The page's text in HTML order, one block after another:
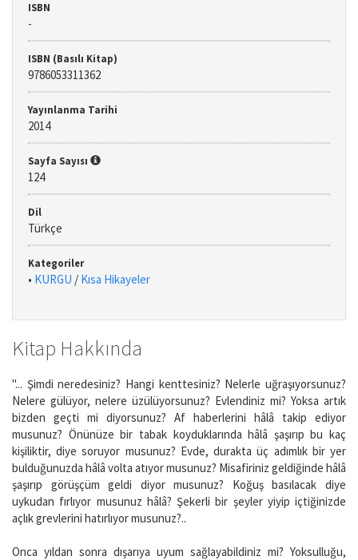
ISBN
-
ISBN (Basılı Kitap)
9786053311362
Yayınlanma Tarihi
2014
Sayfa Sayısı
124
Dil
Türkçe
Kategoriler
• KURGU / Kısa Hikayeler
Kitap Hakkında
"... Şimdi neredesiniz? Hangi kenttesiniz? Nelerle uğraşıyorsunuz?
Nelere gülüyor, nelere üzülüyorsunuz? Evlendiniz mi? Yoksa artık
bizden geçti mi diyorsunuz? Af haberlerini hâlâ takip ediyor
musunuz? Önünüze bir tabak koyduklarında hâlâ şaşırıp bu kaç
kişiliktir, diye soruyor musunuz? Evde, durakta üç adımlık bir yer
bulduğunuzda hâlâ volta atıyor musunuz? Misafiriniz geldiğinde hâlâ
şaşırıp görüşçüm geldi diyor musunuz? Koğuş basılacak diye
uykudan fırlıyor musunuz hâlâ? Şekerli bir şeyler yiyip içtiğinizde
açlık grevlerini hatırlıyor musunuz?..
Onca yıldan sonra dışarıya uyum sağlayabildiniz mi? Yoksulluğu,